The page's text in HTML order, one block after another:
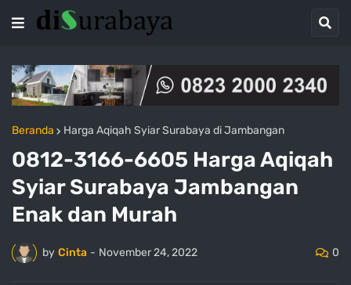
Beranda Harga Aqiqah Syiar Surabaya di Jambangan
0812-3166-6605 Harga Aqiqah
Syiar Surabaya Jambangan
Enak dan Murah
by Cinta - November 24, 2022 0